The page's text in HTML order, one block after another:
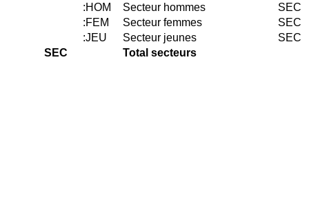
:HOM
Secteur hommes
SEC
:FEM
Secteur femmes
SEC
:JEU
Secteur jeunes
SEC
SEC
Total secteurs